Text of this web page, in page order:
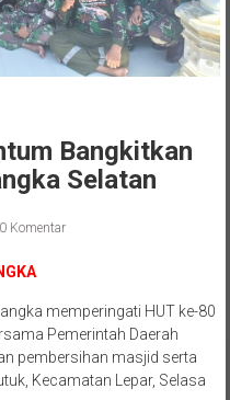
Bangkitkan
Selatan
0 Komentar
memperingati HUT ke-80
Pemerintah Daerah
pembersihan masjid serta
Kecamatan Lepar, Selasa